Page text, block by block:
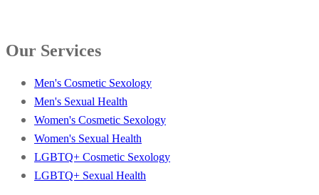
Our Services
Men's Cosmetic Sexology
Men's Sexual Health
Women's Cosmetic Sexology
Women's Sexual Health
LGBTQ+ Cosmetic Sexology
LGBTQ+ Sexual Health